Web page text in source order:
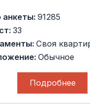
анкеты:91285
33
Своя
Обычное
Подробнее